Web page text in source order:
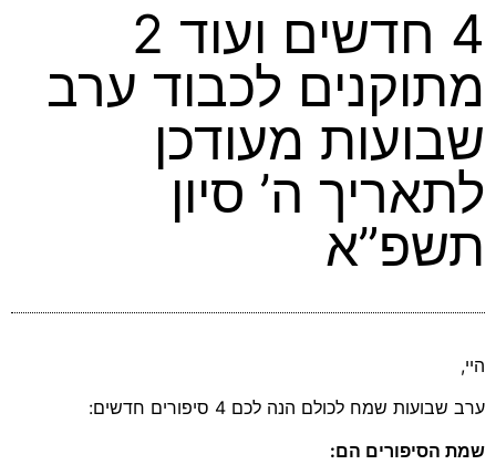
4 חדשים ועוד 2
מתוקנים לכבוד ערב
שבועות מעודכן
לתאריך ה’ סיון
תשפ”א
היי,
ערב שבועות שמח לכולם הנה לכם 4 סיפורים חדשים:
שמת הסיפורים הם: